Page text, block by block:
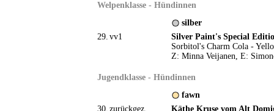
Welpenklasse - Hündinnen
silber
29. vv1
Silver Paint's Special
Sorbitol's Charm Cola -
Z: Minna Veijanen, E:
Jugendklasse - Hündinnen
fawn
30. zurückgez.
Käthe Kruse vom Alt